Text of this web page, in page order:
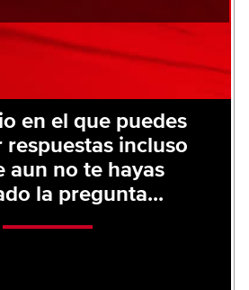
en el que puedes
incluso
aun no te hayas
la pregunta...